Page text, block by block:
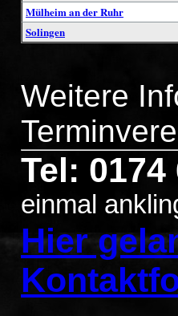
Mülheim an der Ruhr
Solingen
Weitere
Tel: 0174
einmal
Hier